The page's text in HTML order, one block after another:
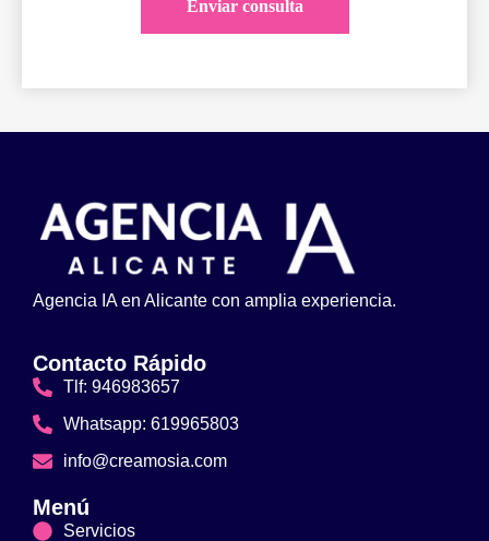
Agencia IA en Alicante con amplia experiencia.
Contacto Rápido
Tlf: 946983657
Whatsapp: 619965803
info@creamosia.com
Menú
Servicios